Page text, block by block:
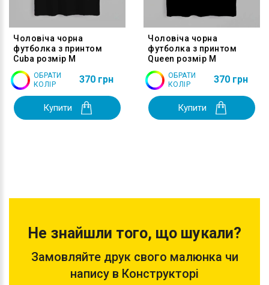
Чоловіча чорна
футболка з принтом
Cuba розмір M
ОБРАТИ
КОЛІР
370 грн
Купити
Чоловіча чорна
футболка з принтом
Queen розмір M
ОБРАТИ
КОЛІР
370 грн
Купити
Не знайшли того, що шукали?
Замовляйте друк свого малюнка чи
напису в Конструкторі